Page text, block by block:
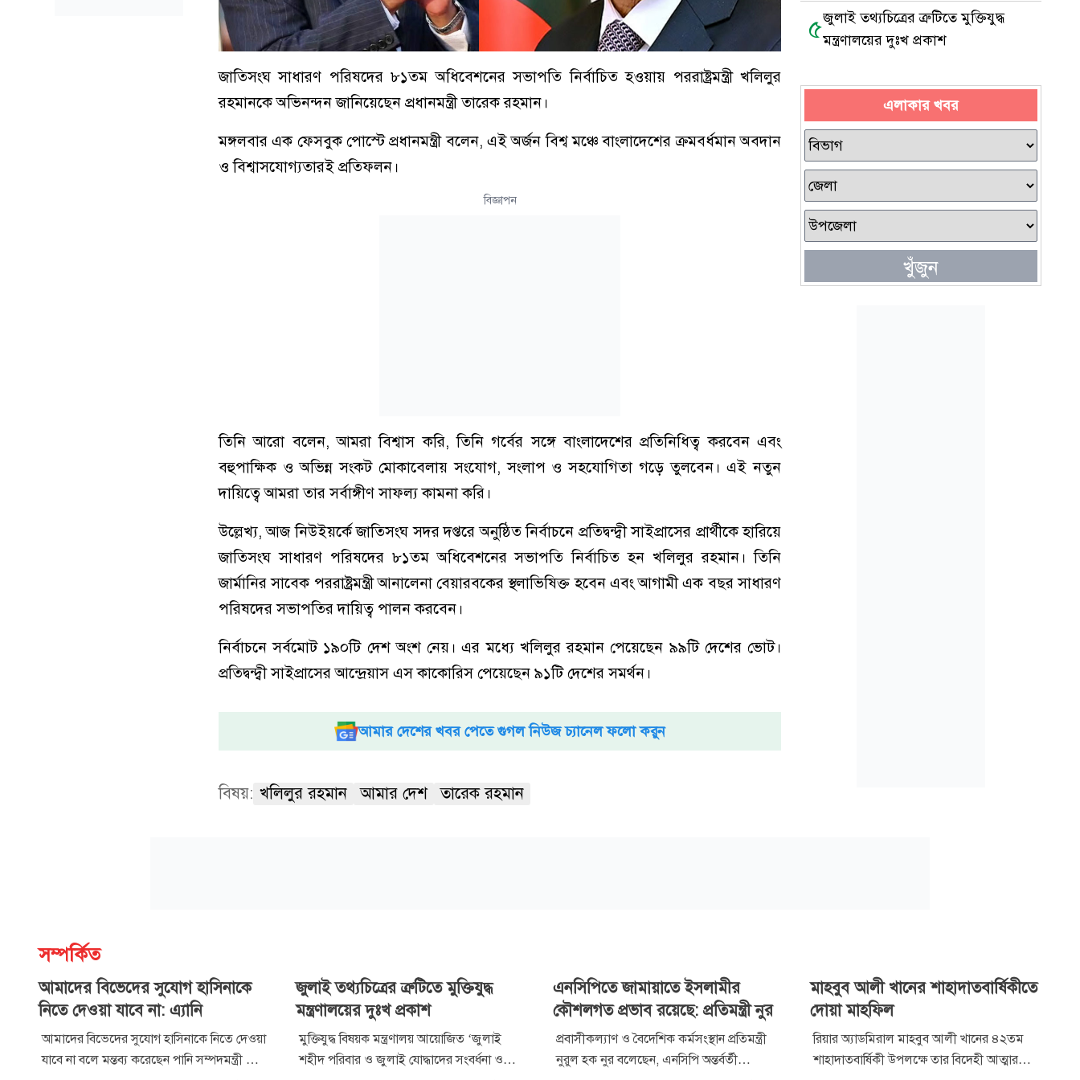
জাতিসংঘ সাধারণ পরিষদের ৮১তম অধিবেশনের সভাপতি নির্বাচিত হওয়ায় পররাষ্ট্রমন্ত্রী খলিলুর
রহমানকে অভিনন্দন জানিয়েছেন প্রধানমন্ত্রী তারেক রহমান।
মঙ্গলবার এক ফেসবুক পোস্টে প্রধানমন্ত্রী বলেন, এই অর্জন বিশ্ব মঞ্চে বাংলাদেশের ক্রমবর্ধমান অবদান
ও বিশ্বাসযোগ্যতারই প্রতিফলন।
বিজ্ঞাপন
তিনি আরো বলেন, আমরা বিশ্বাস করি, তিনি গর্বের সঙ্গে বাংলাদেশের প্রতিনিধিত্ব করবেন এবং
বহুপাক্ষিক ও অভিন্ন সংকট মোকাবেলায় সংযোগ, সংলাপ ও সহযোগিতা গড়ে তুলবেন। এই নতুন
দায়িত্বে আমরা তার সর্বাঙ্গীণ সাফল্য কামনা করি।
উল্লেখ্য, আজ নিউইয়র্কে জাতিসংঘ সদর দপ্তরে অনুষ্ঠিত নির্বাচনে প্রতিদ্বন্দ্বী সাইপ্রাসের প্রার্থীকে হারিয়ে
জাতিসংঘ সাধারণ পরিষদের ৮১তম অধিবেশনের সভাপতি নির্বাচিত হন খলিলুর রহমান। তিনি
জার্মানির সাবেক পররাষ্ট্রমন্ত্রী আনালেনা বেয়ারবকের স্থলাভিষিক্ত হবেন এবং আগামী এক বছর সাধারণ
পরিষদের সভাপতির দায়িত্ব পালন করবেন।
নির্বাচনে সর্বমোট ১৯০টি দেশ অংশ নেয়। এর মধ্যে খলিলুর রহমান পেয়েছেন ৯৯টি দেশের ভোট।
প্রতিদ্বন্দ্বী সাইপ্রাসের আন্দ্রেয়াস এস কাকোরিস পেয়েছেন ৯১টি দেশের সমর্থন।
আমার দেশের খবর পেতে গুগল নিউজ চ্যানেল ফলো করুন
বিষয়: খলিলুর রহমান আমার দেশ তারেক রহমান
৫জুলাই তথ্যচিত্রের ত্রুটিতে মুক্তিযুদ্ধ
মন্ত্রণালয়ের দুঃখ প্রকাশ
এলাকার খবর
খুঁজুন
সম্পর্কিত
আমাদের বিভেদের সুযোগ হাসিনাকে
নিতে দেওয়া যাবে না: এ্যানি
আমাদের বিভেদের সুযোগ হাসিনাকে নিতে দেওয়া
যাবে না বলে মন্তব্য করেছেন পানি সম্পদমন্ত্রী মো.
জুলাই তথ্যচিত্রের ত্রুটিতে মুক্তিযুদ্ধ
মন্ত্রণালয়ের দুঃখ প্রকাশ
মুক্তিযুদ্ধ বিষয়ক মন্ত্রণালয় আয়োজিত ‘জুলাই
শহীদ পরিবার ও জুলাই যোদ্ধাদের সংবর্ধনা ও
এনসিপিতে জামায়াতে ইসলামীর
কৌশলগত প্রভাব রয়েছে: প্রতিমন্ত্রী নুর
প্রবাসীকল্যাণ ও বৈদেশিক কর্মসংস্থান প্রতিমন্ত্রী
নুরুল হক নুর বলেছেন, এনসিপি অন্তর্বর্তী
মাহবুব আলী খানের শাহাদাতবার্ষিকীতে
দোয়া মাহফিল
রিয়ার অ্যাডমিরাল মাহবুব আলী খানের ৪২তম
শাহাদাতবার্ষিকী উপলক্ষে তার বিদেহী আত্মার